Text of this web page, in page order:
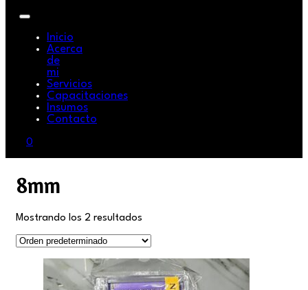
Inicio
Acerca
de
mi
Servicios
Capacitaciones
Insumos
Contacto
0
8mm
Mostrando los 2 resultados